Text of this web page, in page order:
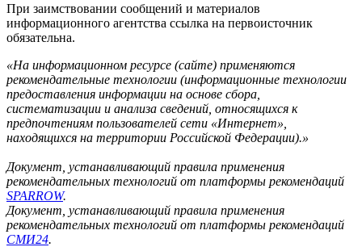
При заимствовании сообщений и материалов
информационного агентства ссылка на первоисточник
обязательна.
«На информационном ресурсе (сайте) применяются
рекомендательные технологии (информационные технологии
предоставления информации на основе сбора,
систематизации и анализа сведений, относящихся к
предпочтениям пользователей сети «Интернет»,
находящихся на территории Российской Федерации).»
Документ, устанавливающий правила применения
рекомендательных технологий от платформы рекомендаций
SPARROW.
Документ, устанавливающий правила применения
рекомендательных технологий от платформы рекомендаций
СМИ24.